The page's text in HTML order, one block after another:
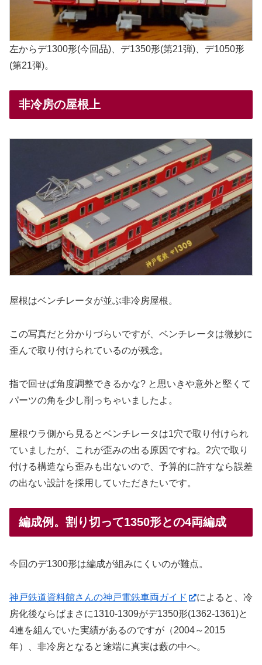
左からデ1300形(今回品)、デ1350形(第21弾)、デ1050形
(第21弾)。
非冷房の屋根上
屋根はベンチレータが並ぶ非冷房屋根。
この写真だと分かりづらいですが、ベンチレータは微妙に
歪んで取り付けられているのが残念。
指で回せば角度調整できるかな? と思いきや意外と堅くて
パーツの角を少し削っちゃいましたよ。
屋根ウラ側から見るとベンチレータは1穴で取り付けられ
ていましたが、これが歪みの出る原因ですね。2穴で取り
付ける構造なら歪みも出ないので、予算的に許すなら誤差
の出ない設計を採用していただきたいです。
編成例。割り切って1350形との4両編成
今回のデ1300形は編成が組みにくいのが難点。
神戸鉄道資料館さんの神戸電鉄車両ガイド
によると、冷
房化後ならばまさに1310-1309がデ1350形(1362-1361)と
4連を組んでいた実績があるのですが（2004～2015
年）、非冷房となると途端に真実は藪の中へ。